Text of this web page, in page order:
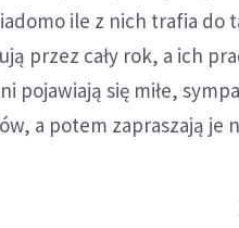
ile z nich trafia do
przez cały rok, a ich
pojawiają się miłe,
a potem zapraszają je